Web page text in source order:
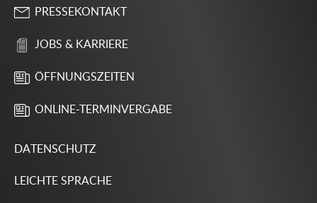
PRESSEKONTAKT
JOBS & KARRIERE
ÖFFNUNGSZEITEN
ONLINE-TERMINVERGABE
DATENSCHUTZ
LEICHTE SPRACHE